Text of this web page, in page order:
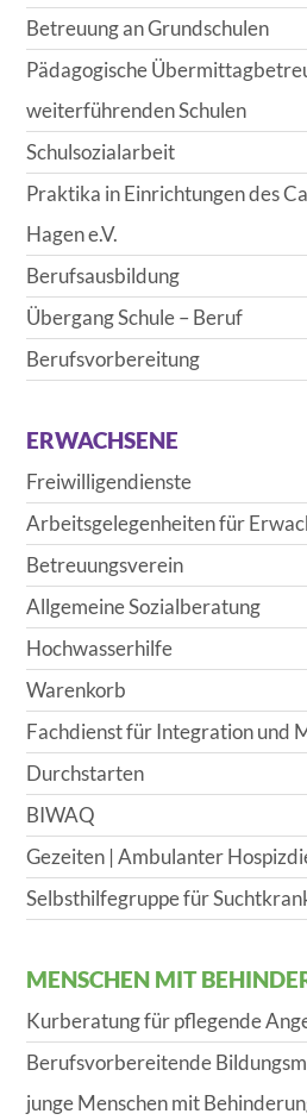
Betreuung an Grundschulen
Pädagogische
weiterführenden Schulen
Schulsozialarbeit
Praktika in Einrichtungen des
Hagen e.V.
Berufsausbildung
Übergang Schule – Beruf
Berufsvorbereitung
ERWACHSENE
Freiwilligendienste
Arbeitsgelegenheiten für
Betreuungsverein
Allgemeine Sozialberatung
Hochwasserhilfe
Warenkorb
Fachdienst für Integration und
Durchstarten
BIWAQ
Gezeiten | Ambulanter
Selbsthilfegruppe für
MENSCHEN MIT
Kurberatung für pflegende
Berufsvorbereitende
junge Menschen mit